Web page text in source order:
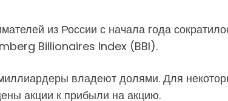
из России с начала года
Billionaires Index (BBI).
владеют долями. Для
акции к прибыли на акцию.